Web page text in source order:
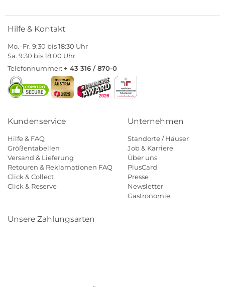
Hilfe & Kontakt
Mo.–Fr. 9:30 bis 18:30 Uhr
Sa. 9:30 bis 18:00 Uhr
Telefonnummer: + 43 316 / 870-0
Kundenservice
Hilfe & FAQ
Größentabellen
Versand & Lieferung
Retouren & Reklamationen FAQ
Click & Collect
Click & Reserve
Unternehmen
Standorte / Häuser
Job & Karriere
Über uns
PlusCard
Presse
Newsletter
Gastronomie
Unsere Zahlungsarten